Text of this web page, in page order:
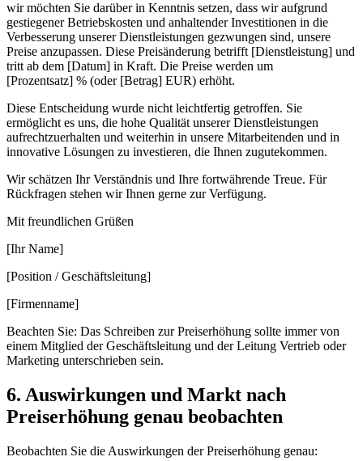
wir möchten Sie darüber in Kenntnis setzen, dass wir aufgrund
gestiegener Betriebskosten und anhaltender Investitionen in die
Verbesserung unserer Dienstleistungen gezwungen sind, unsere
Preise anzupassen. Diese Preisänderung betrifft [Dienstleistung] und
tritt ab dem [Datum] in Kraft. Die Preise werden um
[Prozentsatz] % (oder [Betrag] EUR) erhöht.
Diese Entscheidung wurde nicht leichtfertig getroffen. Sie
ermöglicht es uns, die hohe Qualität unserer Dienstleistungen
aufrechtzuerhalten und weiterhin in unsere Mitarbeitenden und in
innovative Lösungen zu investieren, die Ihnen zugutekommen.
Wir schätzen Ihr Verständnis und Ihre fortwährende Treue. Für
Rückfragen stehen wir Ihnen gerne zur Verfügung.
Mit freundlichen Grüßen
[Ihr Name]
[Position / Geschäftsleitung]
[Firmenname]
Beachten Sie: Das Schreiben zur Preiserhöhung sollte immer von
einem Mitglied der Geschäftsleitung und der Leitung Vertrieb oder
Marketing unterschrieben sein.
6. Auswirkungen und Markt nach
Preiserhöhung genau beobachten
Beobachten Sie die Auswirkungen der Preiserhöhung genau: